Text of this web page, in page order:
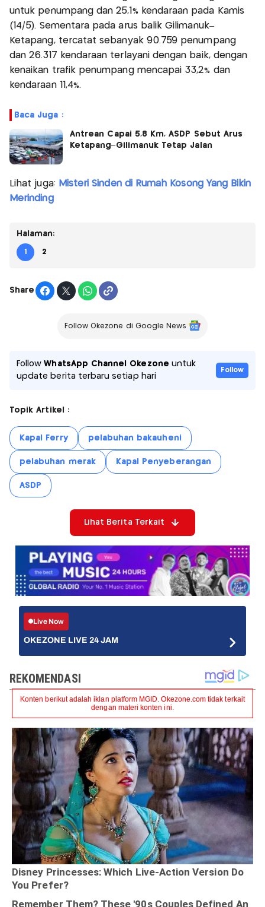
untuk penumpang dan 25,1% kendaraan pada Kamis
(14/5). Sementara pada arus balik Gilimanuk–
Ketapang, tercatat sebanyak 90.759 penumpang
dan 26.317 kendaraan terlayani dengan baik, dengan
kenaikan trafik penumpang mencapai 33,2% dan
kendaraan 11,4%.
Baca Juga :
Antrean Capai 5,8 Km, ASDP Sebut Arus
Ketapang–Gilimanuk Tetap Jalan
Lihat juga: Misteri Sinden di Rumah Kosong Yang Bikin
Merinding
Halaman:
1 2
Share
Follow Okezone di Google News
FollowWhatsApp Channel Okezone untuk
update berita terbaru setiap hari
Follow
Topik Artikel :
Kapal Ferry pelabuhan bakauheni
pelabuhan merak Kapal Penyeberangan
ASDP
Lihat Berita Terkait
Live Now
OKEZONE LIVE 24 JAM